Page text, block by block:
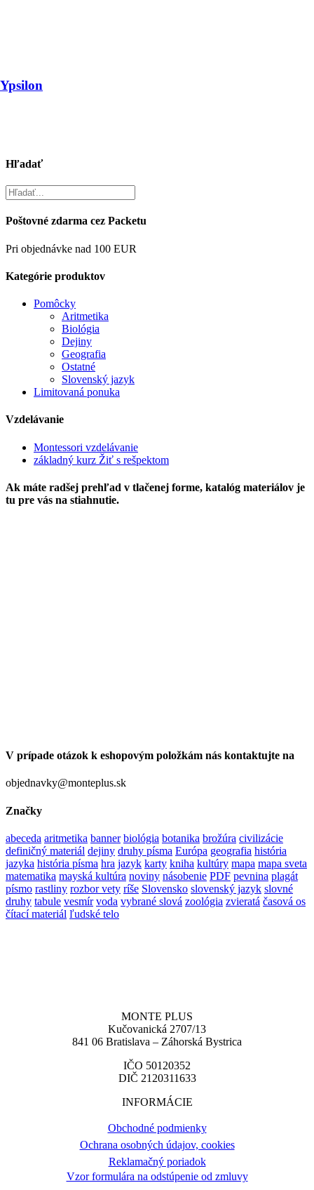
Hľadať
Poštovné zdarma cez Packetu
Pri objednávke nad 100 EUR
Kategórie produktov
Pomôcky
Aritmetika
Biológia
Dejiny
Geografia
Ostatné
Slovenský jazyk
Limitovaná ponuka
Vzdelávanie
Montessori vzdelávanie
základný kurz Žiť s rešpektom
Ak máte radšej prehľad v tlačenej forme, katalóg materiálov je
tu pre vás na stiahnutie.
V prípade otázok k eshopovým položkám nás kontaktujte na
objednavky@monteplus.sk
Značky
abeceda aritmetika banner biológia botanika brožúra civilizácie
definičný materiál dejiny druhy písma Európa geografia história
jazyka história písma hra jazyk karty kniha kultúry mapa mapa sveta
matematika mayská kultúra noviny násobenie PDF pevnina plagát
písmo rastliny rozbor vety ríše Slovensko slovenský jazyk slovné
druhy tabule vesmír voda vybrané slová zoológia zvieratá časová os
čítací materiál ľudské telo
MONTE PLUS
Kučovanická 2707/13
841 06 Bratislava – Záhorská Bystrica
IČO 50120352
DIČ 2120311633
INFORMÁCIE
Obchodné podmienky
Ochrana osobných údajov, cookies
Reklamačný poriadok
Vzor formulára na odstúpenie od zmluvy